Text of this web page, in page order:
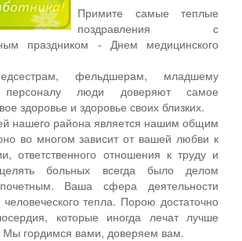
Примите самые теплые
поздравления с
праздником - Днем медицинского
фельдшерам, младшему
персоналу люди доверяют самое
здоровье и здоровье своих близких.
нашего района является нашим общим
во многом зависит от вашей любви к
ответственного отношения к труду и
больных всегда было делом
Ваша сфера деятельности
человеческого тепла. Порою достаточно
которые иногда лечат лучше
Мы гордимся вами, доверяем вам.